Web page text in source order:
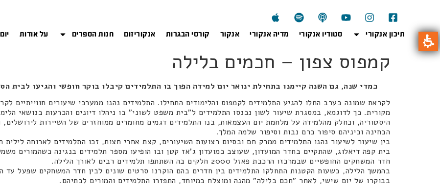
תיכון אנקורי סטודיו אנקורי מדיה אנקורי אנקור קורסי הבגרות אנקוריזום חנות הספרים על אודות
קמפוס צפון – חכמים בלילה
כמדי שנה, גם השנה קיימנו בתחילת ינואר יום למידה הפוך בו התלמידים קיבלו בוקר חופשי והגיעו לבית
לקראת שמונה בערב החלו להגיע התלמידים לקמפוס והלימודים התחילו. התלמידים נהנו ממערכי שיעורים חווייתיים
מקורית. כך לדוגמא, במסגרת שיעור לשון נכנסו התלמידים ל"בית משפט לשוני" בו ניהלו דיונים והכרעות בנושאי
היסטוריה, וכחלק מהלמידה על מלחמת יום העצמאות, בנו התלמידים דגמים מחומרים ממוחזרים של השיירות
הבחינה וביניהם סיפור כרם נבות וסיפור שלמה המלך.
בין שיעור לשיעור נהנו התלמידים ממרק חם ובסיום רצועות השיעורים, קצת אחרי חצות, זכו התלמידים לארוחה
בית קפה דיאלוג, שהתקיים בחדר המועדון, שעוצב כמועדון ג'אז קטן ובו הופיעו מספר תלמידים בנגינה כשהמורים
חדר המשחקים החופשיים שבמרכזו הרכבת פאזל 2000 חלקים בה השתתפו תלמידים רבים לאורך הלילה.
בהמשך הלילה, בשעות הקטנות התחלקו התלמידים בין חדרים בהם הוקרנו סרטים שונים לבין חדר המשחקים שפעל עד
בבוקרו של יום שישי, לאחר "חכם בלילה" מהנה ומוצלח במיוחד, התפזרו התלמידים והמורים לבתיהם.